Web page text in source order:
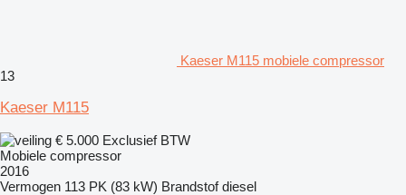
Kaeser M115 mobiele compressor
13
Kaeser M115
€ 5.000 Exclusief BTW
Mobiele compressor
2016
Vermogen 113 PK (83 kW) Brandstof diesel